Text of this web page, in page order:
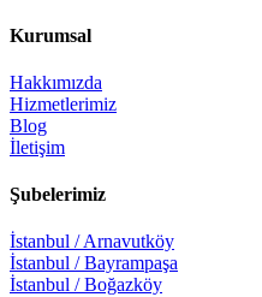
Kurumsal
Hakkımızda
Hizmetlerimiz
Blog
İletişim
Şubelerimiz
İstanbul / Arnavutköy
İstanbul / Bayrampaşa
İstanbul / Boğazköy